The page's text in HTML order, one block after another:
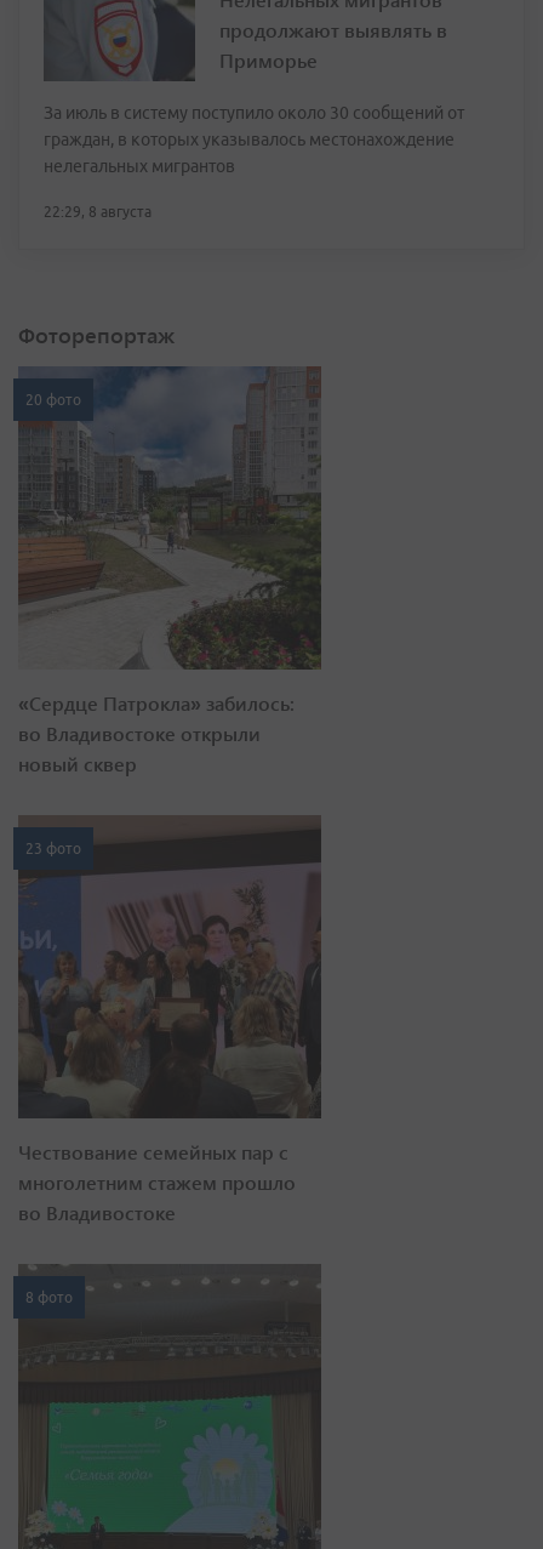
продолжают выявлять в
Приморье
За июль в систему поступило около 30 сообщений от
граждан, в которых указывалось местонахождение
нелегальных мигрантов
22:29, 8 августа
Фоторепортаж
20 фото
«Сердце Патрокла» забилось:
во Владивостоке открыли
новый сквер
23 фото
Чествование семейных пар с
многолетним стажем прошло
во Владивостоке
8 фото